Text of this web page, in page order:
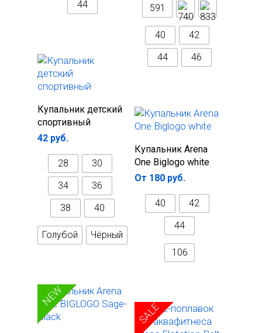
44
591
40
42
44
46
параметры
Купальник детский
спортивный
42 руб.
28
30
34
36
38
40
Голубой Чёрный
параметры
Купальник Arena
One Biglogo white
От 180 руб.
40
42
44
106
SALE
NEW
SALE